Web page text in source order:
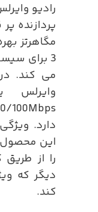
رادیو
مگاهرتز
می کند.
این محصول
را از
کند.